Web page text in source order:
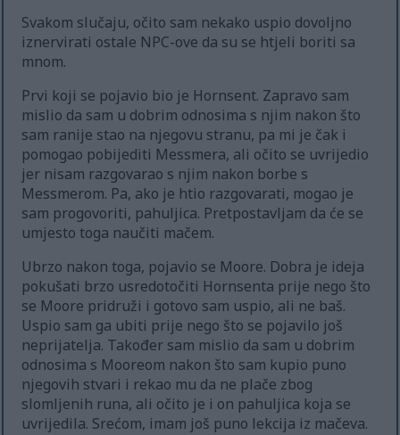
Svakom slučaju, očito sam nekako uspio dovoljno
iznervirati ostale NPC-ove da su se htjeli boriti sa
mnom.
Prvi koji se pojavio bio je Hornsent. Zapravo sam
mislio da sam u dobrim odnosima s njim nakon što
sam ranije stao na njegovu stranu, pa mi je čak i
pomogao pobijediti Messmera, ali očito se uvrijedio
jer nisam razgovarao s njim nakon borbe s
Messmerom. Pa, ako je htio razgovarati, mogao je
sam progovoriti, pahuljica. Pretpostavljam da će se
umjesto toga naučiti mačem.
Ubrzo nakon toga, pojavio se Moore. Dobra je ideja
pokušati brzo usredotočiti Hornsenta prije nego što
se Moore pridruži i gotovo sam uspio, ali ne baš.
Uspio sam ga ubiti prije nego što se pojavilo još
neprijatelja. Također sam mislio da sam u dobrim
odnosima s Mooreom nakon što sam kupio puno
njegovih stvari i rekao mu da ne plače zbog
slomljenih runa, ali očito je i on pahuljica koja se
uvrijedila. Srećom, imam još puno lekcija iz mačeva.